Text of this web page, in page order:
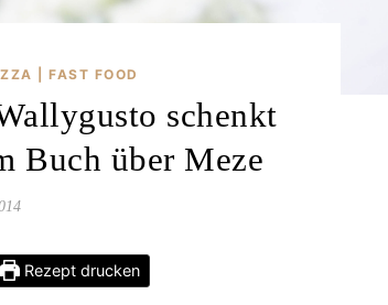
| FAST FOOD
schenkt
Buch über Meze
Rezept drucken